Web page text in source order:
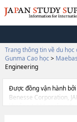
Trang thông tin về du học
Gunma Cao học >
Engineering
Được đồng vận hành
Benesse Corporation,
khoảng 1.300 trường